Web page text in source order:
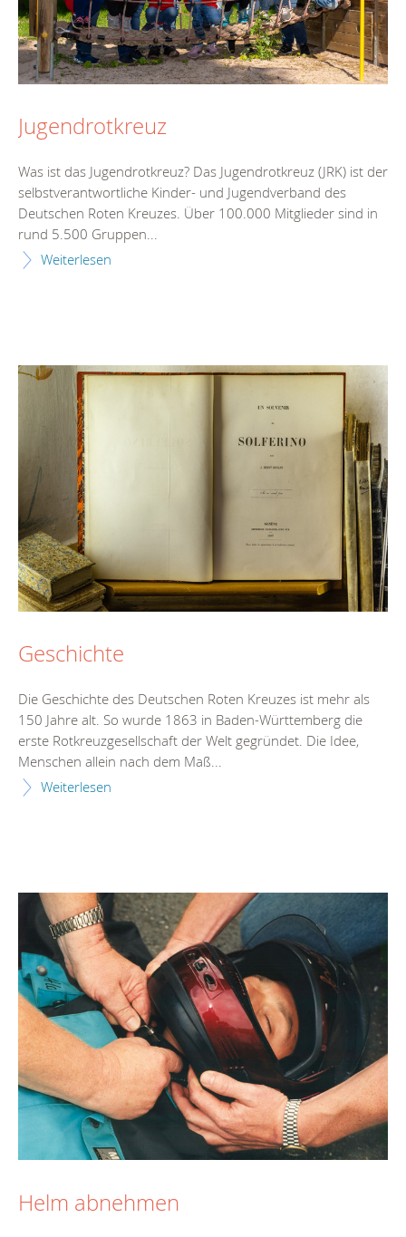
Jugendrotkreuz
Was ist das Jugendrotkreuz? Das Jugendrotkreuz (JRK) ist der
selbstverantwortliche Kinder- und Jugendverband des
Deutschen Roten Kreuzes. Über 100.000 Mitglieder sind in
rund 5.500 Gruppen...
Weiterlesen
Geschichte
Die Geschichte des Deutschen Roten Kreuzes ist mehr als
150 Jahre alt. So wurde 1863 in Baden-Württemberg die
erste Rotkreuzgesellschaft der Welt gegründet. Die Idee,
Menschen allein nach dem Maß...
Weiterlesen
Helm abnehmen